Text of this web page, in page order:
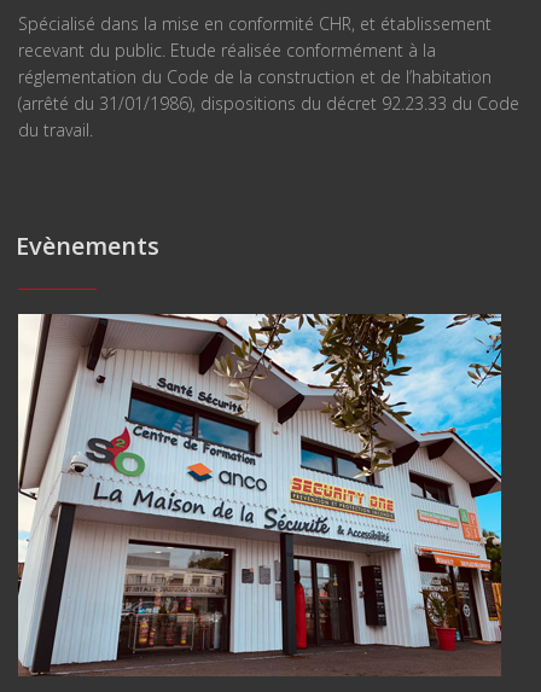
Spécialisé dans la mise en conformité CHR, et établissement
recevant du public. Etude réalisée conformément à la
réglementation du Code de la construction et de l’habitation
(arrêté du 31/01/1986), dispositions du décret 92.23.33 du Code
du travail.
Evènements